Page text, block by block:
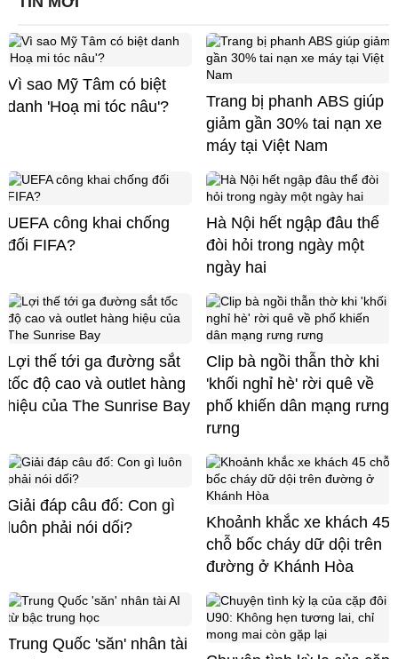
Vì sao Mỹ Tâm có biệt
danh 'Hoạ mi tóc nâu'?
Trang bị phanh ABS giúp
giảm gần 30% tai nạn xe
máy tại Việt Nam
UEFA công khai chống
đối FIFA?
Hà Nội hết ngập đâu thể
đòi hỏi trong ngày một
ngày hai
Lợi thế tới ga đường sắt
tốc độ cao và outlet hàng
hiệu của The Sunrise Bay
Clip bà ngồi thẫn thờ khi
'khối nghỉ hè' rời quê về
phố khiến dân mạng rưng
rưng
Giải đáp câu đố: Con gì
luôn phải nói dối?
Khoảnh khắc xe khách 45
chỗ bốc cháy dữ dội trên
đường ở Khánh Hòa
Trung Quốc 'săn' nhân tài